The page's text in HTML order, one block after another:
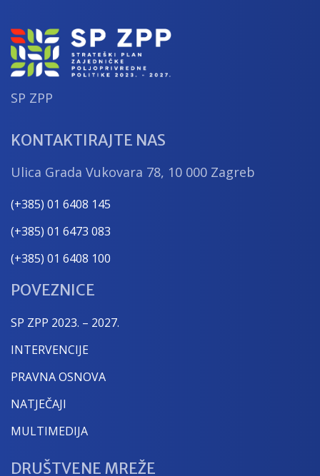
SP ZPP
KONTAKTIRAJTE NAS
Ulica Grada Vukovara 78, 10 000 Zagreb
(+385) 01 6408 145
(+385) 01 6473 083
(+385) 01 6408 100
POVEZNICE
SP ZPP 2023. – 2027.
INTERVENCIJE
PRAVNA OSNOVA
NATJEČAJI
MULTIMEDIJA
DRUŠTVENE MREŽE